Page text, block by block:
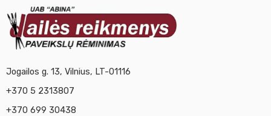
Jogailos g. 13, Vilnius, LT-01116
+370 5 2313807
+370 699 30438